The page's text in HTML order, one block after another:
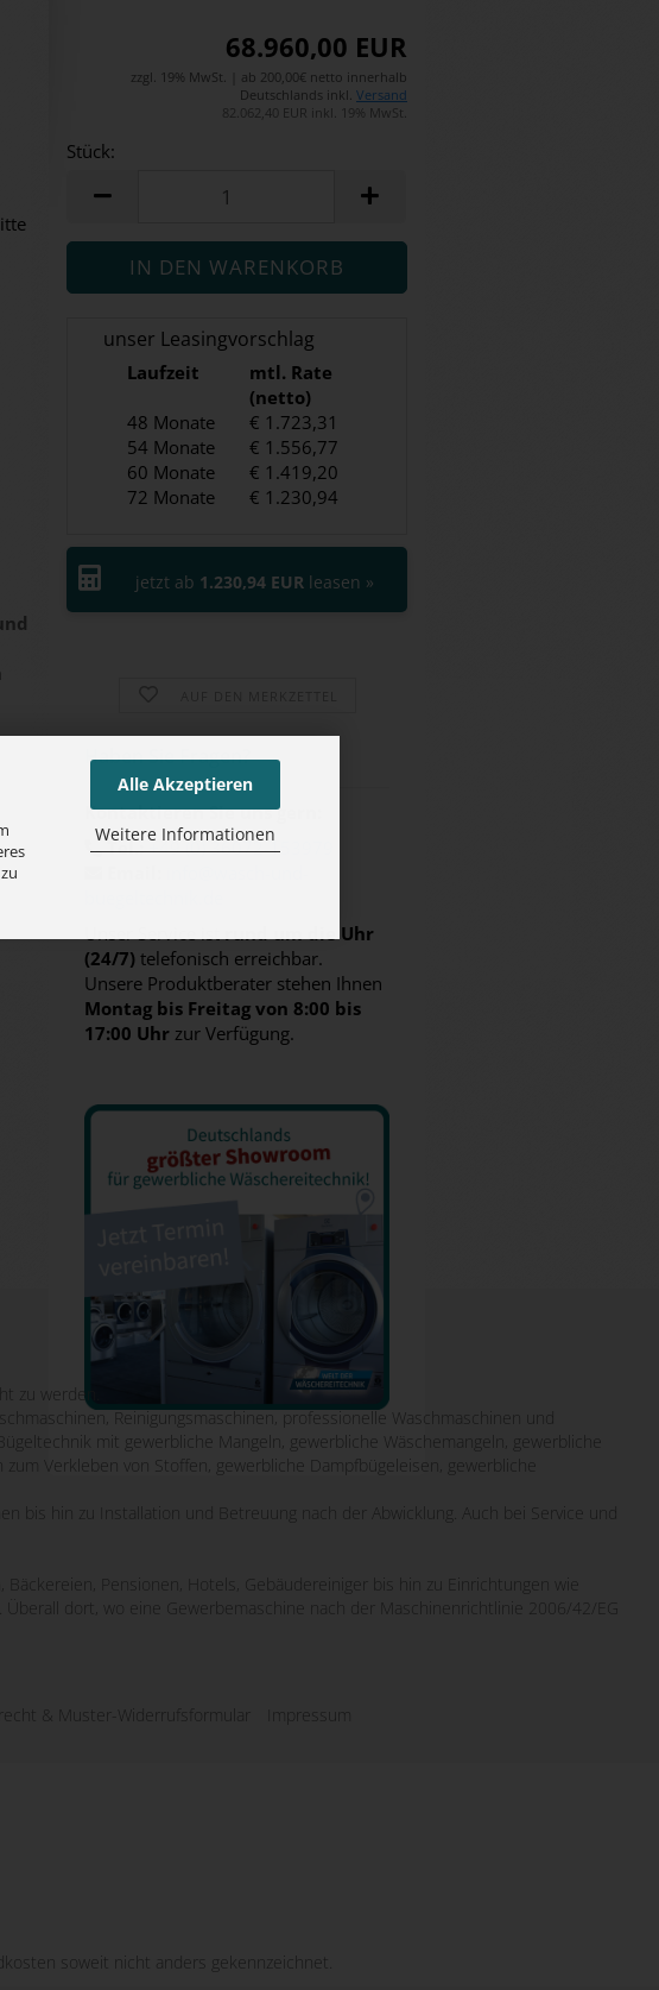
Alle Akzeptieren
Weitere Informationen
68.960,00 EUR
zzgl. 19% MwSt. | ab 200,00€ netto innerhalb
Deutschlands inkl. Versand
82.062,40 EUR inkl. 19% MwSt.
Stück:
Stück
unser Leasingvorschlag
Laufzeit
mtl. Rate
(netto)
48 Monate
€ 1.723,31
54 Monate
€ 1.556,77
60 Monate
€ 1.419,20
72 Monate
€ 1.230,94
jetzt ab 1.230,94 EURleasen »
Haben Sie Fra­gen?
Kontaktieren Sie uns gern:
Tel.: +49 (0) 36072-153979
Unser Service istrund um die Uhr
(24/7) telefonisch erreichbar.
Unsere Produktberater stehen Ihnen
Montag bis Freitag von 8:00 bis
17:00 Uhr zur Verfügung.
zu werden.
Reinigungsmaschinen, professionelle Waschmaschinen und
mit gewerbliche Mangeln, gewerbliche Wäschemangeln, gewerbliche
Verkleben von Stoffen, gewerbliche Dampfbügeleisen, gewerbliche
bis hin zu Installation und Betreuung nach der Abwicklung. Auch bei Service und
Pensionen, Hotels, Gebäudereiniger bis hin zu Einrichtungen wie
dort, wo eine Gewerbemaschine nach der Maschinenrichtlinie 2006/42/EG
& Muster-Widerrufsformular Impressum
soweit nicht anders gekennzeichnet.